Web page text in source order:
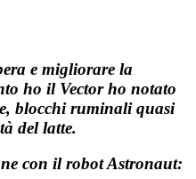
e migliorare la
ho il Vector ho notato
blocchi ruminali quasi
del latte.
con il robot Astronaut: